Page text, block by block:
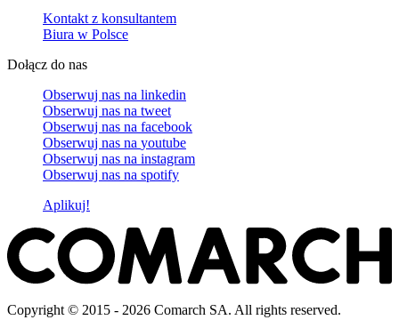
Kontakt z konsultantem
Biura w Polsce
Dołącz do nas
Obserwuj nas na linkedin
Obserwuj nas na tweet
Obserwuj nas na facebook
Obserwuj nas na youtube
Obserwuj nas na instagram
Obserwuj nas na spotify
Aplikuj!
Copyright © 2015 - 2026 Comarch SA. All rights reserved.